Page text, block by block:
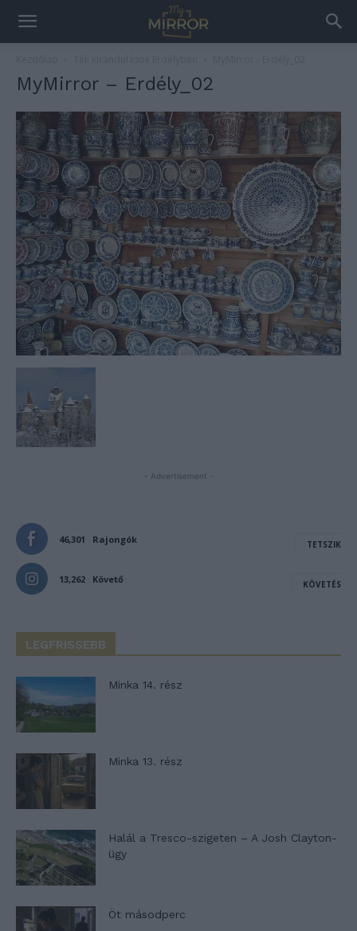
MyMirror – Erdély_02
- Advertisement -
46,301 Rajongók TETSZIK
13,262 Követő KÖVETÉS
LEGFRISSEBB
Minka 14. rész
Minka 13. rész
Halál a Tresco-szigeten – A Josh Clayton-
ügy
Öt másodperc